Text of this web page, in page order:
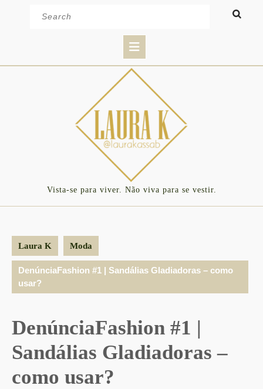
Button
Vista-se para viver. Não viva para se vestir.
Laura K Moda
DenúnciaFashion #1 | Sandálias Gladiadoras – como
usar?
DenúnciaFashion #1 |
Sandálias Gladiadoras –
como usar?